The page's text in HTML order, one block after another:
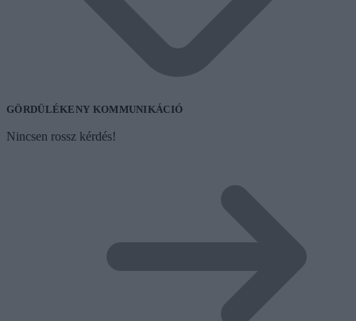
GÖRDÜLÉKENY KOMMUNIKÁCIÓ
Nincsen rossz kérdés!